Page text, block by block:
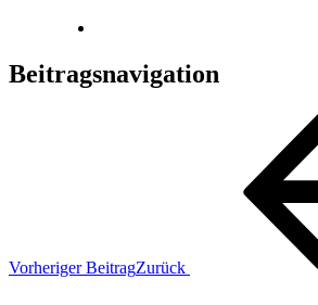
Beitragsnavigation
Vorheriger BeitragZurück